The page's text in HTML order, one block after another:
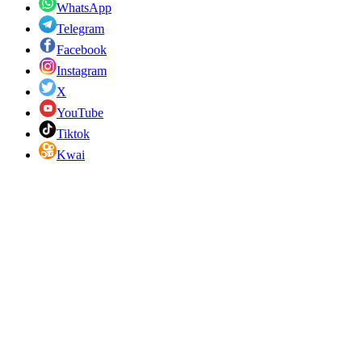
WhatsApp
Telegram
Facebook
Instagram
X
YouTube
Tiktok
Kwai